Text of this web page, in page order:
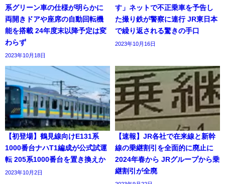
系グリーン車の仕様が明らかに
両開きドアや座席の自動回転機
能を搭載 24年度末以降予定は変
わらず
2023年10月18日
す」ネットで不正乗車を予告し
た撮り鉄が警察に連行 JR東日本
で繰り返される驚きの手口
2023年10月16日
【初登場】鶴見線向けE131系
1000番台ナハT1編成が公式試運
転 205系1000番台を置き換えか
2023年10月2日
【速報】JR各社で在来線と新幹
線の乗継割引を全面的に廃止に
2024年春から JRグループから乗
継割引が全廃